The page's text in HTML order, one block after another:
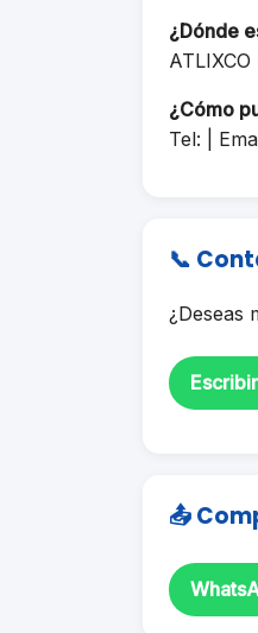
¿Dónde
¿Cómo
Tel: |
📞
¿Deseas
📤